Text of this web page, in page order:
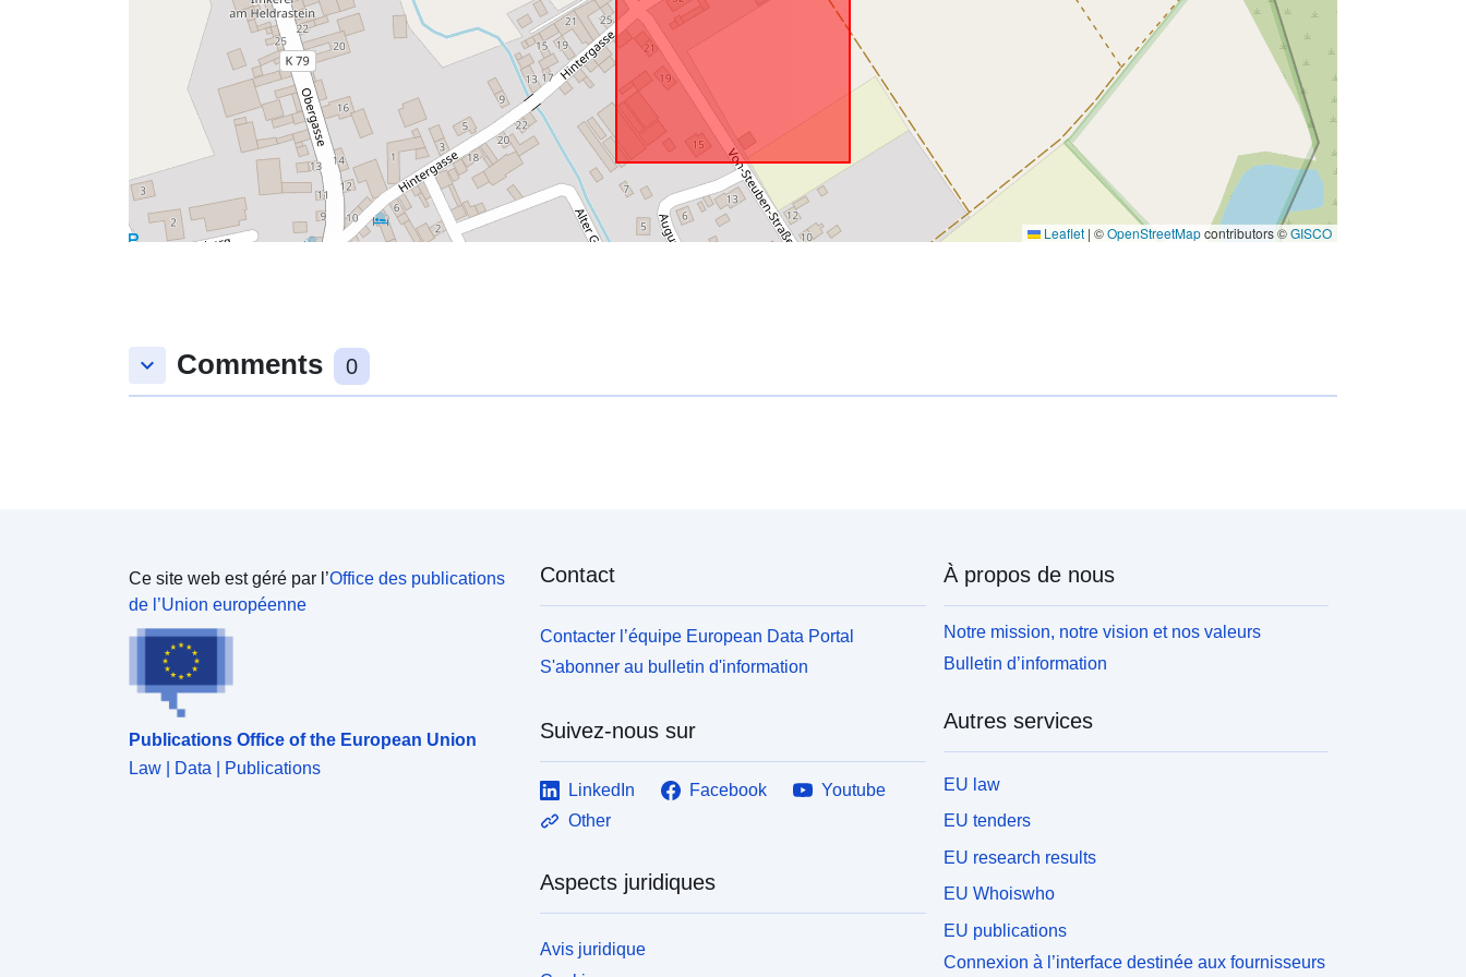
Leaflet | ©OpenStreetMapcontributors ©GISCO
keyboard_arrow_down Comments 0
Ce site web est géré par l’Office des publications
de l’Union européenne
Publications Office of the European Union
Law | Data | Publications
Contact
Contacter l’équipe European Data Portal
S'abonner au bulletin d'information
Suivez-nous sur
LinkedIn Facebook
Youtube
Other
Aspects juridiques
Avis juridique
À propos de nous
Notre mission, notre vision et nos valeurs
Bulletin d’information
Autres services
EU law
EU tenders
EU research results
EU Whoiswho
EU publications
Connexion à l’interface destinée aux fournisseurs